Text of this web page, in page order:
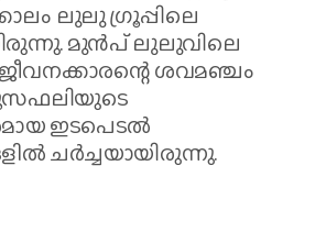
ലുലു ഗ്രൂപ്പിലെ
മുൻപ് ലുലുവിലെ
ശവമഞ്ചം
ഇടപെടൽ
ചർച്ചയായിരുന്നു.